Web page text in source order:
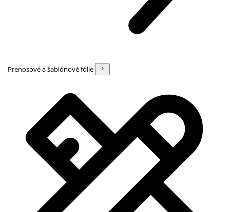
Prenosové a šablónové fólie